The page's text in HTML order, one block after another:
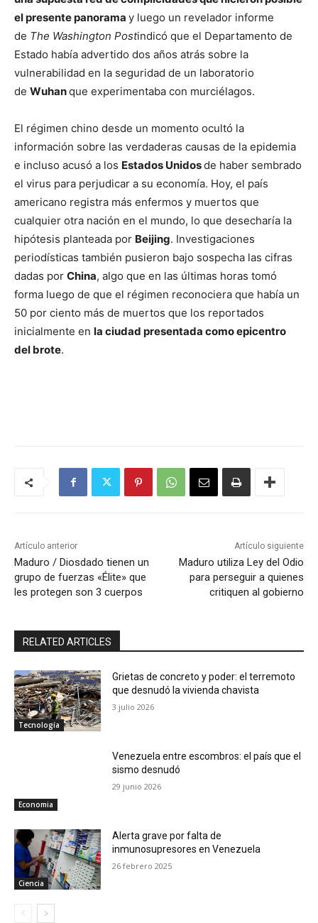
el presente panorama y luego un revelador informe
de The Washington Postindicó que el Departamento de
Estado había advertido dos años atrás sobre la
vulnerabilidad en la seguridad de un laboratorio
de Wuhanque experimentaba con murciélagos.
El régimen chino desde un momento ocultó la
información sobre las verdaderas causas de la epidemia
e incluso acusó a los Estados Unidosde haber sembrado
el virus para perjudicar a su economía. Hoy, el país
americano registra más enfermos y muertos que
cualquier otra nación en el mundo, lo que desecharía la
hipótesis planteada por Beijing. Investigaciones
periodísticas también pusieron bajo sospecha las cifras
dadas por China, algo que en las últimas horas tomó
forma luego de que el régimen reconociera que había un
50 por ciento más de muertos que los reportados
inicialmente en la ciudad presentada como epicentro
del brote.
Artículo anterior
Maduro / Diosdado tienen un
grupo de fuerzas «Élite» que
les protegen son 3 cuerpos
Artículo siguiente
Maduro utiliza Ley del Odio
para perseguir a quienes
critiquen al gobierno
RELATED ARTICLES
Tecnología
Grietas de concreto y poder: el terremoto
que desnudó la vivienda chavista
3 julio 2026
Economia
Venezuela entre escombros: el país que el
sismo desnudó
29 junio 2026
Ciencia
Alerta grave por falta de
inmunosupresores en Venezuela
26 febrero 2025